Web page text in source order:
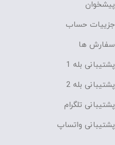
پیشخوان
جزییات حساب
سفارش ها
پشتیبانی بله 1
پشتیبانی بله 2
پشتیبانی تلگرام
پشتیبانی واتساپ